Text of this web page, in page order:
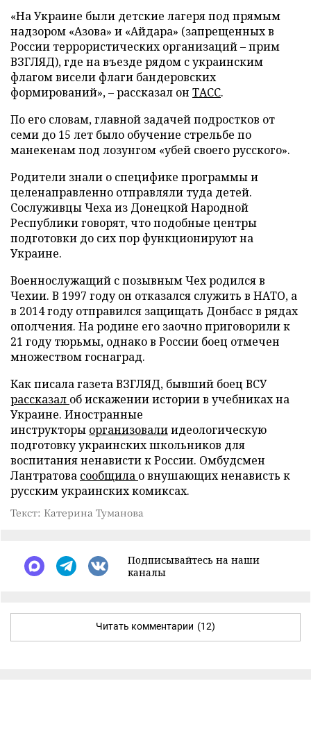
«На Украине были детские лагеря под прямым
надзором «Азова» и «Айдара» (запрещенных в
России террористических организаций – прим
ВЗГЛЯД), где на въезде рядом с украинским
флагом висели флаги бандеровских
формирований», – рассказал он ТАСС.
По его словам, главной задачей подростков от
семи до 15 лет было обучение стрельбе по
манекенам под лозунгом «убей своего русского».
Родители знали о специфике программы и
целенаправленно отправляли туда детей.
Сослуживцы Чеха из Донецкой Народной
Республики говорят, что подобные центры
подготовки до сих пор функционируют на
Украине.
Военнослужащий с позывным Чех родился в
Чехии. В 1997 году он отказался служить в НАТО, а
в 2014 году отправился защищать Донбасс в рядах
ополчения. На родине его заочно приговорили к
21 году тюрьмы, однако в России боец отмечен
множеством госнаград.
Как писала газета ВЗГЛЯД, бывший боец ВСУ
рассказал об искажении истории в учебниках на
Украине. Иностранные
инструкторы организовалиидеологическую
подготовку украинских школьников для
воспитания ненависти к России. Омбудсмен
Лантратова сообщила о внушающих ненависть к
русским украинских комиксах.
Текст: Катерина Туманова
Подписывайтесь на наши
каналы
Читать комментарии (12)